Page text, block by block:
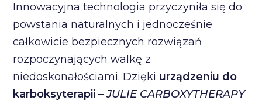
Innowacyjna technologia przyczyniła się do
powstania naturalnych i jednocześnie
całkowicie bezpiecznych rozwiązań
rozpoczynających walkę z
niedoskonałościami. Dzięki urządzeniu do
karboksyterapii –JULIE CARBOXYTHERAPY